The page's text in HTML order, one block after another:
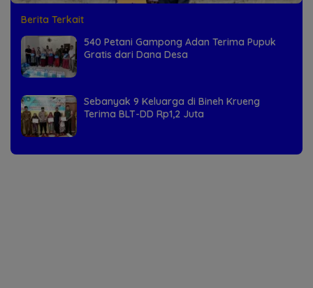
Berita Terkait
540 Petani Gampong Adan Terima Pupuk
Gratis dari Dana Desa
Sebanyak 9 Keluarga di Bineh Krueng
Terima BLT-DD Rp1,2 Juta